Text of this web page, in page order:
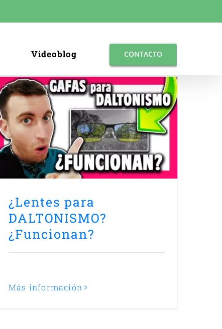
Videoblog CONTACTO
¿Lentes para
DALTONISMO?
¿Funcionan?
Más información